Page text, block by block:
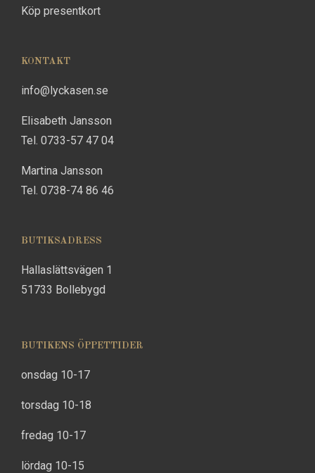
Köp presentkort
KONTAKT
info@lyckasen.se
Elisabeth Jansson
Tel. 0733-57 47 04
Martina Jansson
Tel. 0738-74 86 46
BUTIKSADRESS
Hallaslättsvägen 1
51733 Bollebygd
BUTIKENS ÖPPETTIDER
onsdag 10-17
torsdag 10-18
fredag 10-17
lördag 10-15